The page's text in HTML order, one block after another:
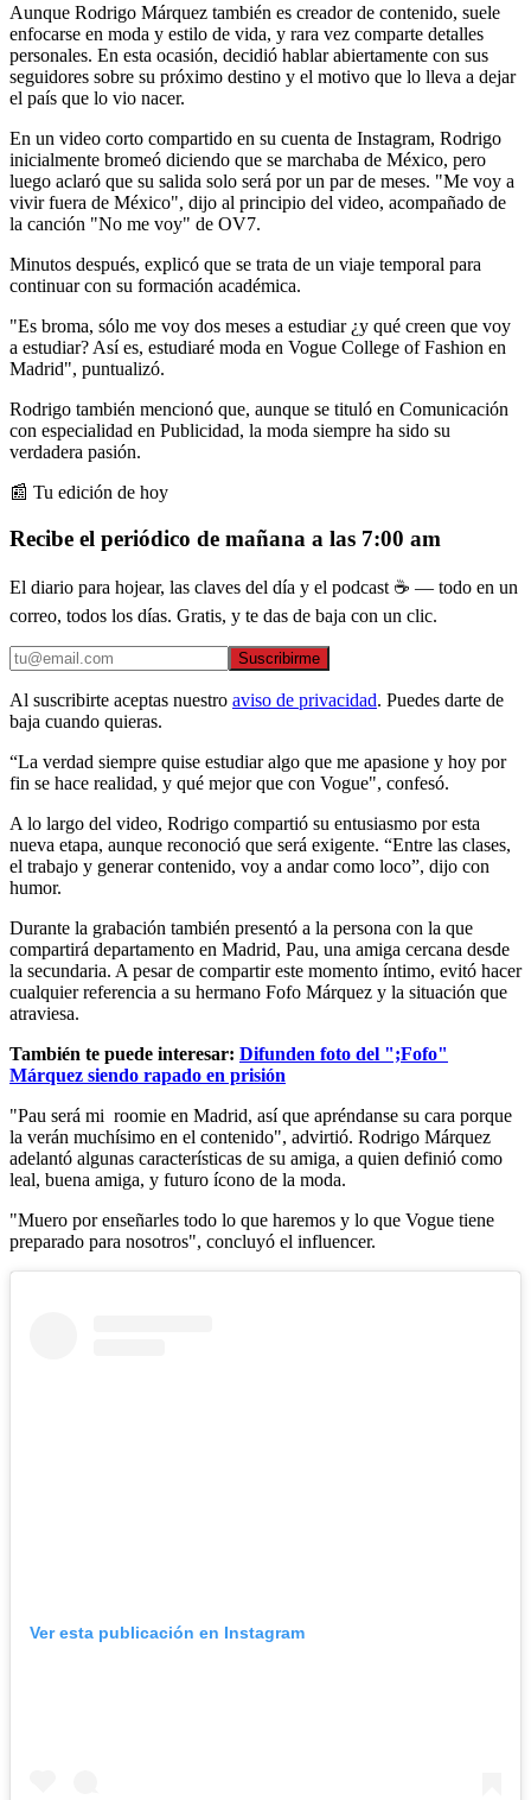
Aunque Rodrigo Márquez también es creador de contenido, suele
enfocarse en moda y estilo de vida, y rara vez comparte detalles
personales. En esta ocasión, decidió hablar abiertamente con sus
seguidores sobre su próximo destino y el motivo que lo lleva a dejar
el país que lo vio nacer.
En un video corto compartido en su cuenta de Instagram, Rodrigo
inicialmente bromeó diciendo que se marchaba de México, pero
luego aclaró que su salida solo será por un par de meses. "Me voy a
vivir fuera de México", dijo al principio del video, acompañado de
la canción "No me voy" de OV7.
Minutos después, explicó que se trata de un viaje temporal para
continuar con su formación académica.
"Es broma, sólo me voy dos meses a estudiar ¿y qué creen que voy
a estudiar? Así es, estudiaré moda en Vogue College of Fashion en
Madrid", puntualizó.
Rodrigo también mencionó que, aunque se tituló en Comunicación
con especialidad en Publicidad, la moda siempre ha sido su
verdadera pasión.
📰 Tu edición de hoy
Recibe el periódico de mañana a las 7:00 am
El diario para hojear, las claves del día y el podcast ☕ — todo en un
correo, todos los días. Gratis, y te das de baja con un clic.
Suscribirme
Al suscribirte aceptas nuestro aviso de privacidad. Puedes darte de
baja cuando quieras.
“La verdad siempre quise estudiar algo que me apasione y hoy por
fin se hace realidad, y qué mejor que con Vogue", confesó.
A lo largo del video, Rodrigo compartió su entusiasmo por esta
nueva etapa, aunque reconoció que será exigente. “Entre las clases,
el trabajo y generar contenido, voy a andar como loco”, dijo con
humor.
Durante la grabación también presentó a la persona con la que
compartirá departamento en Madrid, Pau, una amiga cercana desde
la secundaria. A pesar de compartir este momento íntimo, evitó hacer
cualquier referencia a su hermano Fofo Márquez y la situación que
atraviesa.
También te puede interesar: Difunden foto del ";Fofo"
Márquez siendo rapado en prisión
"Pau será mi roomie en Madrid, así que apréndanse su cara porque
la verán muchísimo en el contenido", advirtió. Rodrigo Márquez
adelantó algunas características de su amiga, a quien definió como
leal, buena amiga, y futuro ícono de la moda.
"Muero por enseñarles todo lo que haremos y lo que Vogue tiene
preparado para nosotros", concluyó el influencer.
Ver esta publicación en Instagram